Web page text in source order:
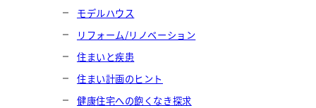
モデルハウス
リフォーム/リノベーション
住まいと疾患
住まい計画のヒント
健康住宅への飽くなき探求